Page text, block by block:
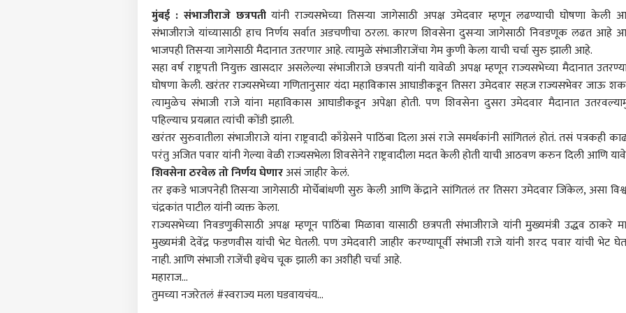
मुंबई : संभाजीराजे छत्रपतीयांनी राज्यसभेच्या तिसऱ्या जागेसाठी अपक्ष उमेदवार म्हणून लढण्याची घोषणा केली
संभाजीराजे यांच्यासाठी हाच निर्णय सर्वात अडचणीचा ठरला. कारण शिवसेना दुसऱ्या जागेसाठी निवडणूक लढत आहे
भाजपही तिसऱ्या जागेसाठी मैदानात उतरणार आहे. त्यामुळे संभाजीराजेंचा गेम कुणी केला याची चर्चा सुरु झाली आहे.
सहा वर्ष राष्ट्रपती नियुक्त खासदार असलेल्या संभाजीराजे छत्रपती यांनी यावेळी अपक्ष म्हणून राज्यसभेच्या मैदानात
घोषणा केली. खरंतर राज्यसभेच्या गणितानुसार यंदा महाविकास आघाडीकडून तिसरा उमेदवार सहज राज्यसभेवर जाऊ
त्यामुळेच संभाजी राजे यांना महाविकास आघाडीकडून अपेक्षा होती. पण शिवसेना दुसरा उमेदवार मैदानात
पहिल्याच प्रयत्नात त्यांची कोंडी झाली.
खरंतर सुरुवातीला संभाजीराजे यांना राष्ट्रवादी काँग्रेसने पाठिंबा दिला असं राजे समर्थकांनी सांगितलं होतं. तसं पत्रकही
परंतु अजित पवार यांनी गेल्या वेळी राज्यसभेला शिवसेनेने राष्ट्रवादीला मदत केली होती याची आठवण करुन दिली आणि
शिवसेना ठरवेल तो निर्णय घेणारअसं जाहीर केलं.
तर इकडे भाजपनेही तिसऱ्या जागेसाठी मोर्चेबांधणी सुरु केली आणि केंद्राने सांगितलं तर तिसरा उमेदवार जिंकेल, असा
चंद्रकांत पाटील यांनी व्यक्त केला.
राज्यसभेच्या निवडणुकीसाठी अपक्ष म्हणून पाठिंबा मिळावा यासाठी छत्रपती संभाजीराजे यांनी मुख्यमंत्री उद्धव ठाकरे
मुख्यमंत्री देवेंद्र फडणवीस यांची भेट घेतली. पण उमेदवारी जाहीर करण्यापूर्वी संभाजी राजे यांनी शरद पवार यांची भेट
नाही. आणि संभाजी राजेंची इथेच चूक झाली का अशीही चर्चा आहे.
महाराज...
तुमच्या नजरेतलं#स्वराज्यमला घडवायचंय...
पर्सनल कॉर्नर